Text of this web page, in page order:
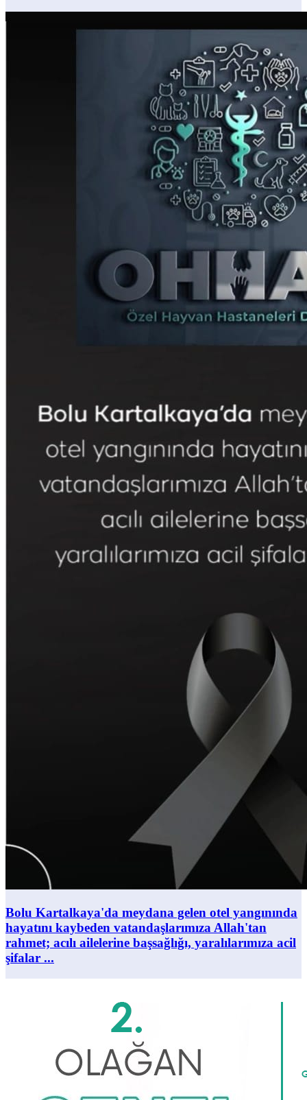
Bolu Kartalkaya'da meydana gelen otel yangınında
hayatını kaybeden vatandaşlarımıza Allah'tan
rahmet; acılı ailelerine başsağlığı, yaralılarımıza acil
şifalar ...